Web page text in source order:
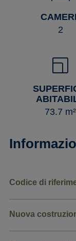
2
73.7 m²
Codice di
Nuova